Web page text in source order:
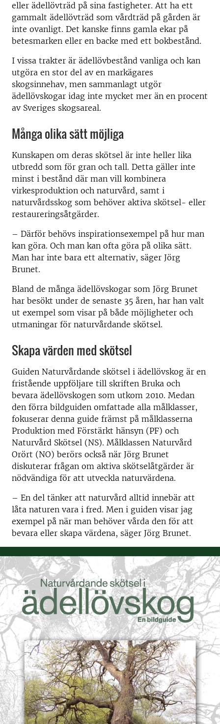
eller ädellövträd på sina fastigheter. Att ha ett
gammalt ädellövträd som vårdträd på gården är
inte ovanligt. Det kanske finns gamla ekar på
betesmarken eller en backe med ett bokbestånd.
I vissa trakter är ädellövbestånd vanliga och kan
utgöra en stor del av en markägares
skogsinnehav, men sammanlagt utgör
ädellövskogar idag inte mycket mer än en procent
av Sveriges skogsareal.
Många olika sätt möjliga
Kunskapen om deras skötsel är inte heller lika
utbredd som för gran och tall. Detta gäller inte
minst i bestånd där man vill kombinera
virkesproduktion och naturvård, samt i
naturvårdsskog som behöver aktiva skötsel- eller
restaureringsåtgärder.
– Därför behövs inspirationsexempel på hur man
kan göra. Och man kan ofta göra på olika sätt.
Man har inte bara ett alternativ, säger Jörg
Brunet.
Bland de många ädellövskogar som Jörg Brunet
har besökt under de senaste 35 åren, har han valt
ut exempel som visar på både möjligheter och
utmaningar för naturvårdande skötsel.
Skapa värden med skötsel
Guiden Naturvårdande skötsel i ädellövskog är en
fristående uppföljare till skriften Bruka och
bevara ädellövskogen som utkom 2010. Medan
den förra bildguiden omfattade alla målklasser,
fokuserar denna guide främst på målklasserna
Produktion med Förstärkt hänsyn (PF) och
Naturvård Skötsel (NS). Målklassen Naturvård
Orört (NO) berörs också när Jörg Brunet
diskuterar frågan om aktiva skötselåtgärder är
nödvändiga för att utveckla naturvärdena.
– En del tänker att naturvård alltid innebär att
låta naturen vara i fred. Men i guiden visar jag
exempel på när man behöver vårda den för att
bevara eller skapa värdena, säger Jörg Brunet.